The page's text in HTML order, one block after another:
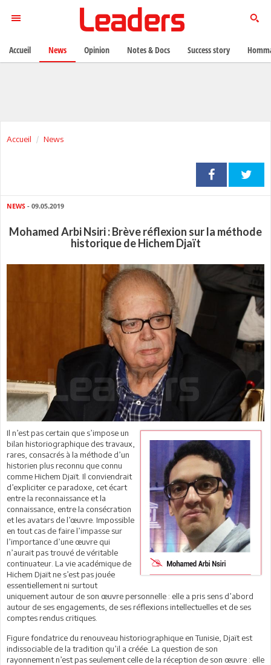
Accueil News
NEWS - 09.05.2019
Mohamed Arbi Nsiri : Brève réflexion sur la méthode
historique de Hichem Djaït
Il n’est pas certain que s’impose un
bilan historiographique des travaux,
rares, consacrés à la méthode d’un
historien plus reconnu que connu
comme Hichem Djaït. Il conviendrait
d’expliciter ce paradoxe, cet écart
entre la reconnaissance et la
connaissance, entre la consécration
et les avatars de l’œuvre. Impossible
en tout cas de faire l’impasse sur
l’importance d’une œuvre qui
n’aurait pas trouvé de véritable
continuateur. La vie académique de
Hichem Djaït ne s’est pas jouée
essentiellement ni surtout
uniquement autour de son œuvre personnelle : elle a pris sens d’abord
autour de ses engagements, de ses réflexions intellectuelles et de ses
comptes rendus critiques.
Figure fondatrice du renouveau historiographique en Tunisie, Djaït est
indissociable de la tradition qu’il a créée. La question de son
rayonnement n’est pas seulement celle de la réception de son œuvre : elle
Accueil News Opinion Notes & Docs Success story